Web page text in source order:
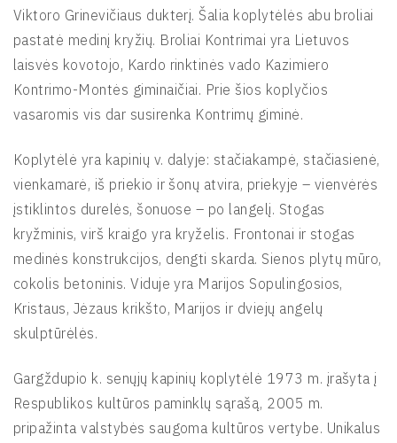
Viktoro Grinevičiaus dukterį. Šalia koplytėlės abu broliai
pastatė medinį kryžių. Broliai Kontrimai yra Lietuvos
laisvės kovotojo, Kardo rinktinės vado Kazimiero
Kontrimo-Montės giminaičiai. Prie šios koplyčios
vasaromis vis dar susirenka Kontrimų giminė.
Koplytėlė yra kapinių v. dalyje: stačiakampė, stačiasienė,
vienkamarė, iš priekio ir šonų atvira, priekyje – vienvėrės
įstiklintos durelės, šonuose – po langelį. Stogas
kryžminis, virš kraigo yra kryželis. Frontonai ir stogas
medinės konstrukcijos, dengti skarda. Sienos plytų mūro,
cokolis betoninis. Viduje yra Marijos Sopulingosios,
Kristaus, Jėzaus krikšto, Marijos ir dviejų angelų
skulptūrėlės.
Gargždupio k. senųjų kapinių koplytėlė 1973 m. įrašyta į
Respublikos kultūros paminklų sąrašą, 2005 m.
pripažinta valstybės saugoma kultūros vertybe. Unikalus